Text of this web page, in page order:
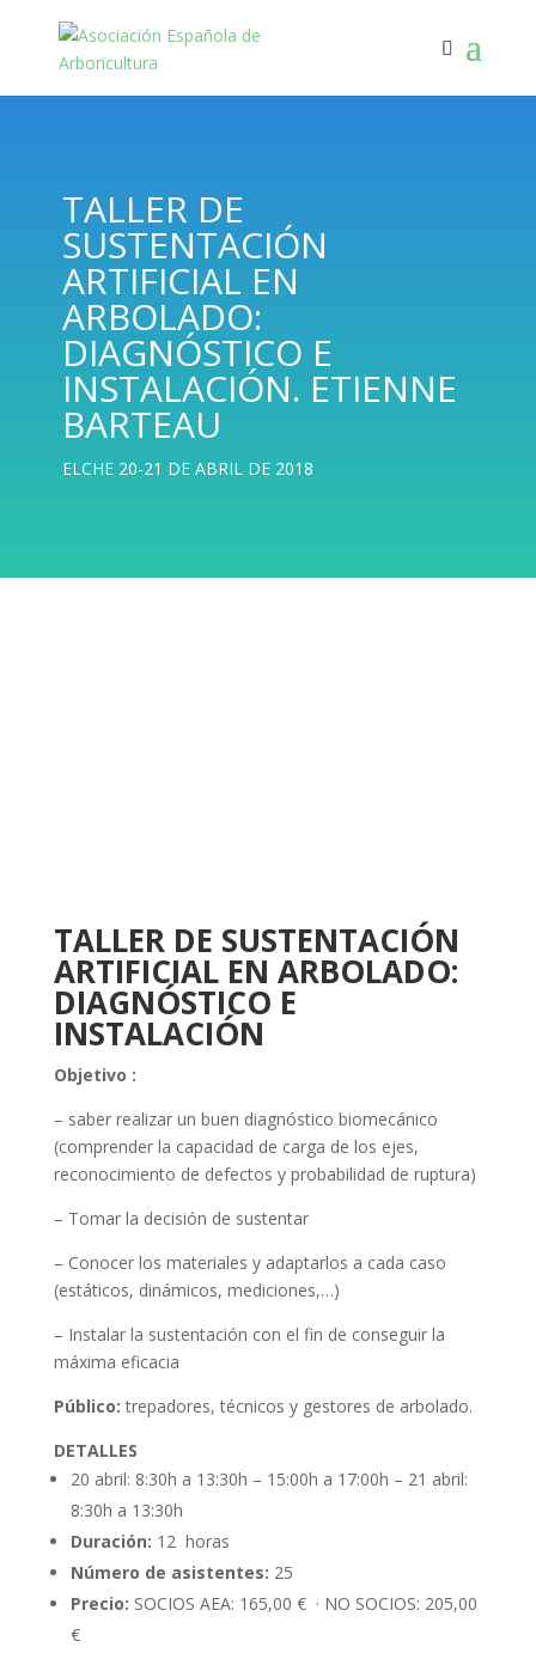
TALLER DE
SUSTENTACIÓN
ARTIFICIAL EN
ARBOLADO:
DIAGNÓSTICO E
INSTALACIÓN. ETIENNE
BARTEAU
ELCHE 20-21 DE ABRIL DE 2018
TALLER DE SUSTENTACIÓN
ARTIFICIAL EN ARBOLADO:
DIAGNÓSTICO E
INSTALACIÓN
Objetivo :
– saber realizar un buen diagnóstico biomecánico
(comprender la capacidad de carga de los ejes,
reconocimiento de defectos y probabilidad de ruptura)
– Tomar la decisión de sustentar
– Conocer los materiales y adaptarlos a cada caso
(estáticos, dinámicos, mediciones,…)
– Instalar la sustentación con el fin de conseguir la
máxima eficacia
Público: trepadores, técnicos y gestores de arbolado.
DETALLES
20 abril: 8:30h a 13:30h – 15:00h a 17:00h – 21 abril:
8:30h a 13:30h
Duración: 12 horas
Número de asistentes: 25
Precio: SOCIOS AEA: 165,00 € · NO SOCIOS: 205,00
€